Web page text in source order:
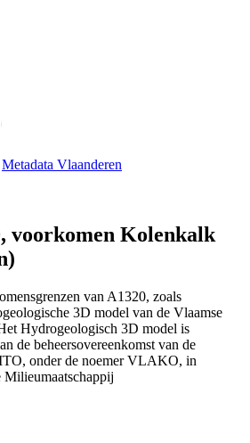
Metadata Vlaanderen
voorkomen Kolenkalk
van A1320, zoals
3D model van de Vlaamse
Hydrogeologisch 3D model is
de beheersovereenkomst van de
onder de noemer VLAKO, in
Milieumaatschappij